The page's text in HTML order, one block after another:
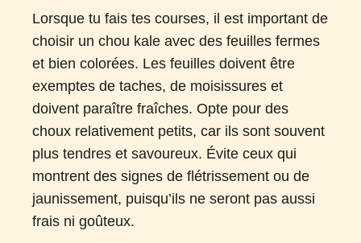
Lorsque tu fais tes courses, il est important de
choisir un chou kale avec des feuilles fermes
et bien colorées. Les feuilles doivent être
exemptes de taches, de moisissures et
doivent paraître fraîches. Opte pour des
choux relativement petits, car ils sont souvent
plus tendres et savoureux. Évite ceux qui
montrent des signes de flétrissement ou de
jaunissement, puisqu’ils ne seront pas aussi
frais ni goûteux.